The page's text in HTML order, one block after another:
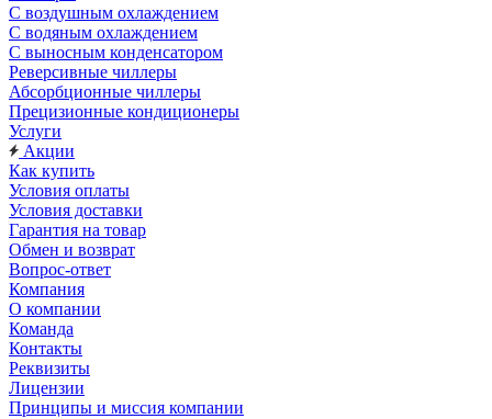
С воздушным охлаждением
С водяным охлаждением
С выносным конденсатором
Реверсивные чиллеры
Абсорбционные чиллеры
Прецизионные кондиционеры
Услуги
Акции
Как купить
Условия оплаты
Условия доставки
Гарантия на товар
Обмен и возврат
Вопрос-ответ
Компания
О компании
Команда
Контакты
Реквизиты
Лицензии
Принципы и миссия компании